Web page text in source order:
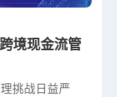
境现金流管
挑战日益严